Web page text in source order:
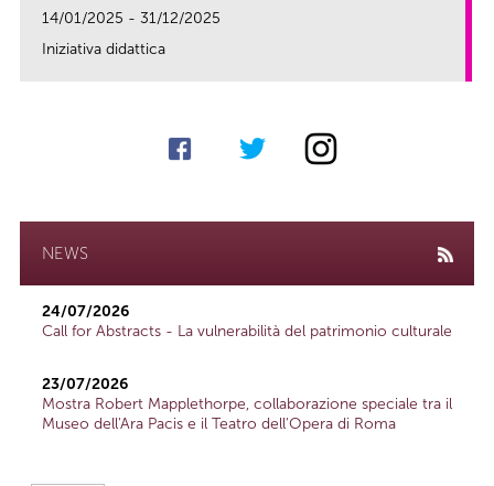
14/01/2025 - 31/12/2025
Iniziativa didattica
NEWS
24/07/2026
Call for Abstracts - La vulnerabilità del patrimonio culturale
23/07/2026
Mostra Robert Mapplethorpe, collaborazione speciale tra il
Museo dell'Ara Pacis e il Teatro dell'Opera di Roma